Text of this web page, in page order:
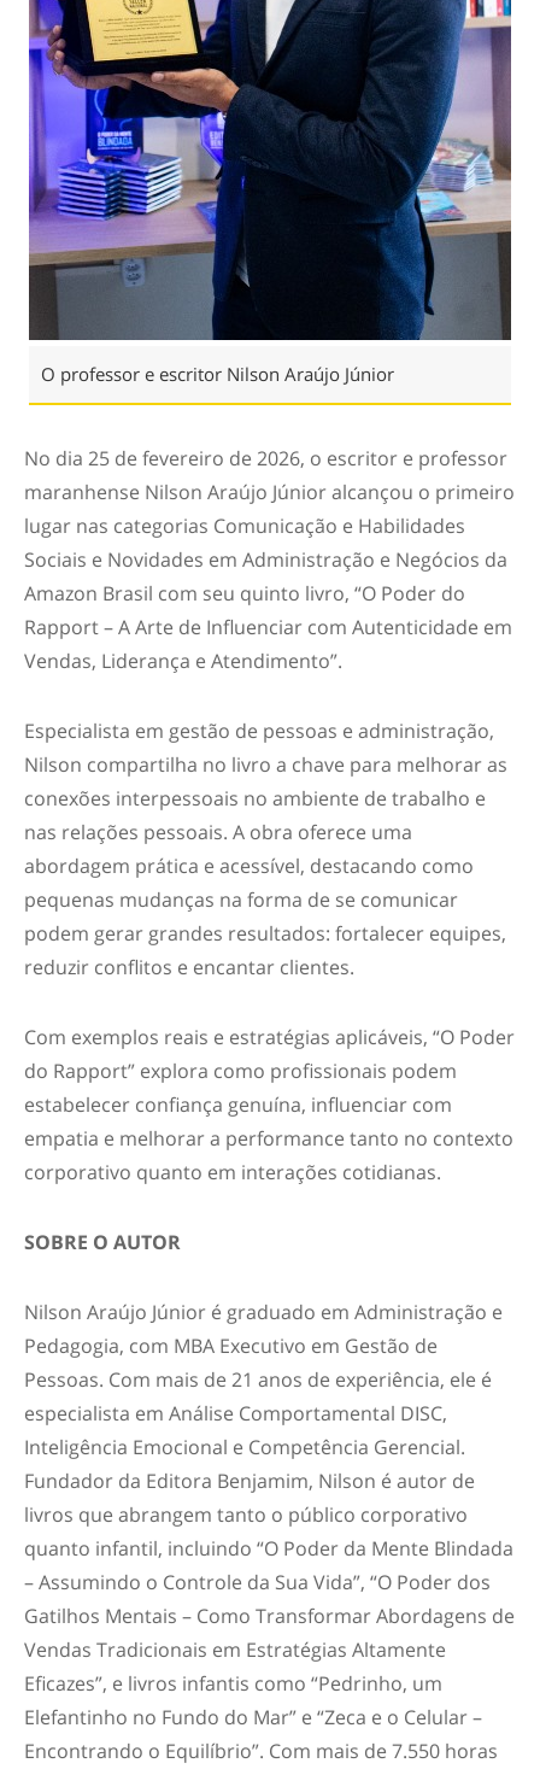
O professor e escritor Nilson Araújo Júnior
No dia 25 de fevereiro de 2026, o escritor e professor
maranhense Nilson Araújo Júnior alcançou o primeiro
lugar nas categorias Comunicação e Habilidades
Sociais e Novidades em Administração e Negócios da
Amazon Brasil com seu quinto livro, “O Poder do
Rapport – A Arte de Influenciar com Autenticidade em
Vendas, Liderança e Atendimento”.
Especialista em gestão de pessoas e administração,
Nilson compartilha no livro a chave para melhorar as
conexões interpessoais no ambiente de trabalho e
nas relações pessoais. A obra oferece uma
abordagem prática e acessível, destacando como
pequenas mudanças na forma de se comunicar
podem gerar grandes resultados: fortalecer equipes,
reduzir conflitos e encantar clientes.
Com exemplos reais e estratégias aplicáveis, “O Poder
do Rapport” explora como profissionais podem
estabelecer confiança genuína, influenciar com
empatia e melhorar a performance tanto no contexto
corporativo quanto em interações cotidianas.
SOBRE O AUTOR
Nilson Araújo Júnior é graduado em Administração e
Pedagogia, com MBA Executivo em Gestão de
Pessoas. Com mais de 21 anos de experiência, ele é
especialista em Análise Comportamental DISC,
Inteligência Emocional e Competência Gerencial.
Fundador da Editora Benjamim, Nilson é autor de
livros que abrangem tanto o público corporativo
quanto infantil, incluindo “O Poder da Mente Blindada
– Assumindo o Controle da Sua Vida”, “O Poder dos
Gatilhos Mentais – Como Transformar Abordagens de
Vendas Tradicionais em Estratégias Altamente
Eficazes”, e livros infantis como “Pedrinho, um
Elefantinho no Fundo do Mar” e “Zeca e o Celular –
Encontrando o Equilíbrio”. Com mais de 7.550 horas